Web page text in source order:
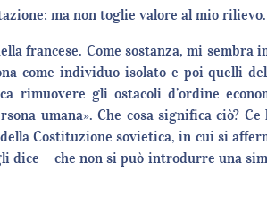
ma non toglie valore al mio rilievo.
francese. Come sostanza, mi sembra
come individuo isolato e poi quelli
rimuovere gli ostacoli d’ordine
umana». Che cosa significa ciò?
Costituzione sovietica, in cui si
dice – che non si può introdurre una